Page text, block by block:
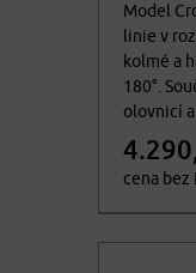
Model
linie v
kolmé a
180°.
olovnicí
cena bez